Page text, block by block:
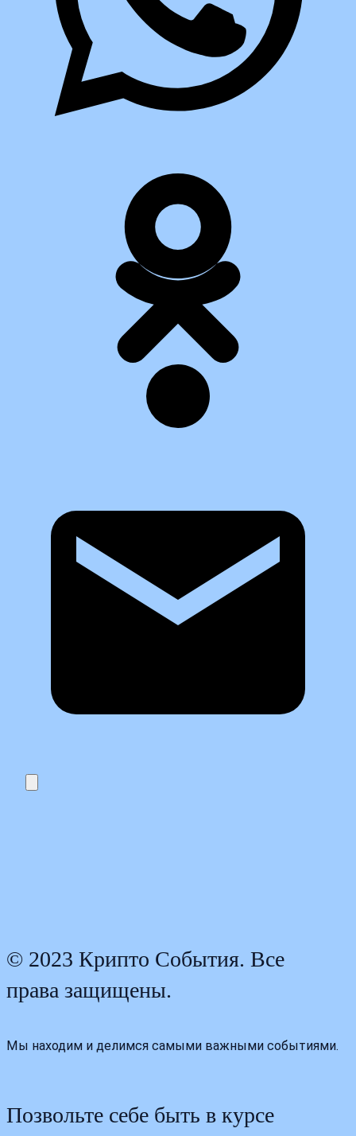
© 2023 Крипто События. Все
права защищены.
Мы находим и делимся самыми важными событиями.
Позвольте себе быть в курсе